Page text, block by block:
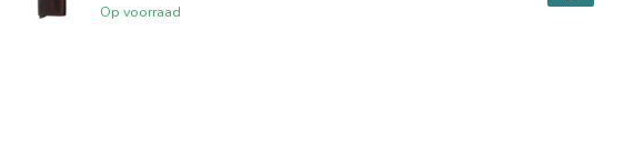
Op voorraad